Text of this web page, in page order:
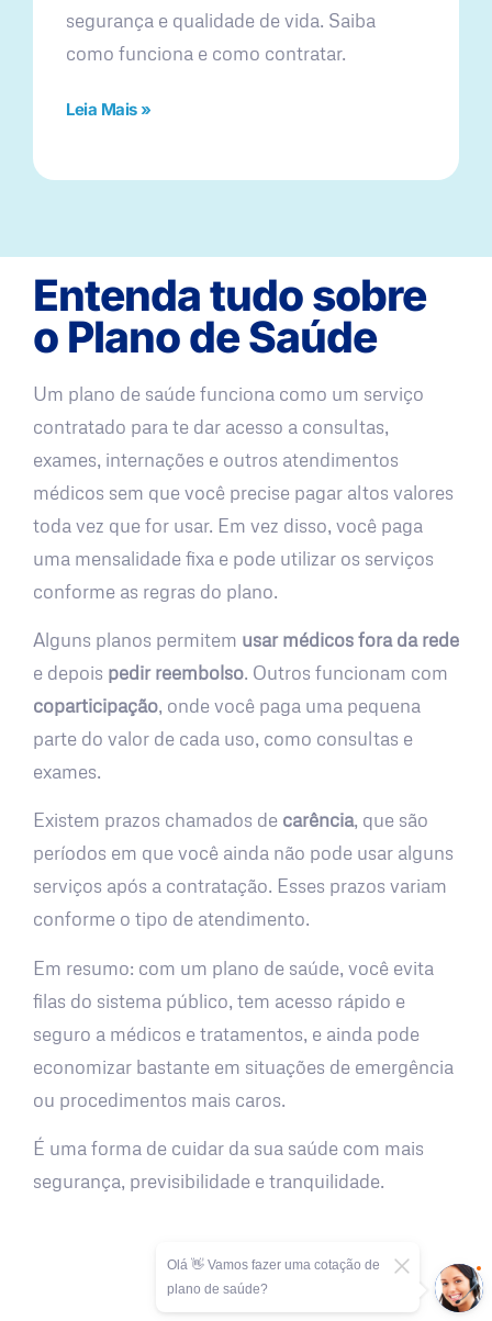
segurança e qualidade de vida. Saiba
como funciona e como contratar.
Leia Mais »
Entenda tudo sobre
o Plano de Saúde
Um plano de saúde funciona como um serviço
contratado para te dar acesso a consultas,
exames, internações e outros atendimentos
médicos sem que você precise pagar altos valores
toda vez que for usar. Em vez disso, você paga
uma mensalidade fixa e pode utilizar os serviços
conforme as regras do plano.
Alguns planos permitem usar médicos fora da rede
e depois pedir reembolso. Outros funcionam com
coparticipação, onde você paga uma pequena
parte do valor de cada uso, como consultas e
exames.
Existem prazos chamados de carência, que são
períodos em que você ainda não pode usar alguns
serviços após a contratação. Esses prazos variam
conforme o tipo de atendimento.
Em resumo: com um plano de saúde, você evita
filas do sistema público, tem acesso rápido e
seguro a médicos e tratamentos, e ainda pode
economizar bastante em situações de emergência
ou procedimentos mais caros.
É uma forma de cuidar da sua saúde com mais
segurança, previsibilidade e tranquilidade.
Olá 👋 Vamos fazer uma cotação de
plano de saúde?